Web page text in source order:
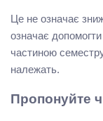
Це не означає
означає
частиною
належать.
Пропонуйте